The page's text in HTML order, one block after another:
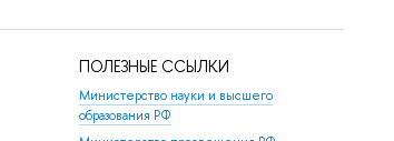
ПОЛЕЗНЫЕ ССЫЛКИ
Министерство науки и высшего
образования РФ